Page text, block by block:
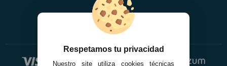
Respetamos tu privacidad
Nuestro site utiliza cookies técnicas